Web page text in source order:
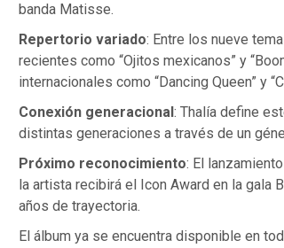
banda Matisse.
Repertorio variado: Entre los nueve
recientes como “Ojitos mexicanos” y
internacionales como “Dancing Queen” y
Conexión generacional: Thalía define
distintas generaciones a través de un
Próximo reconocimiento: El
la artista recibirá el Icon Award en la gala
años de trayectoria.
El álbum ya se encuentra disponible en